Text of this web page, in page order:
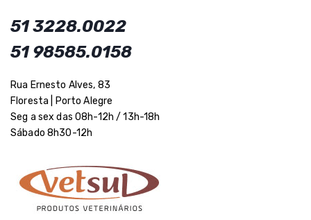
51 3228.0022
51 98585.0158
Rua Ernesto Alves, 83
Floresta | Porto Alegre
Seg a sex das 08h-12h / 13h-18h
Sábado 8h30-12h